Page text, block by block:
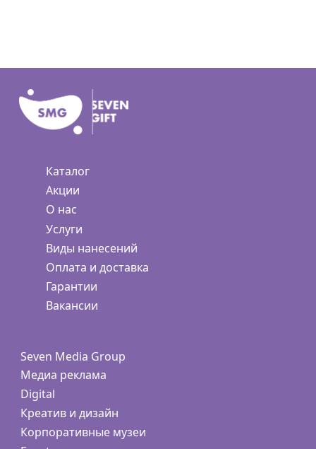
Каталог
Акции
О нас
Услуги
Виды нанесений
Оплата и доставка
Гарантии
Вакансии
Seven Media Group
Медиа реклама
Digital
Креатив и дизайн
Корпоративные музеи